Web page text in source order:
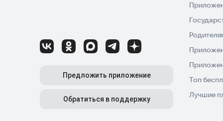
Предложить приложение
Обратиться в поддержку
Топ
Лучшие